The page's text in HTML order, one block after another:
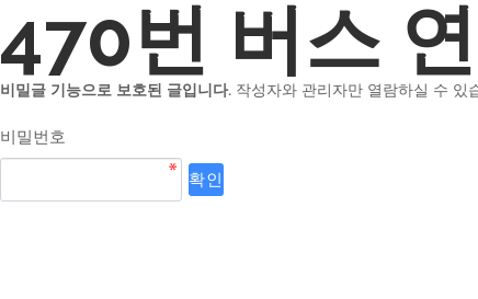
470번 버스
비밀글 기능으로 보호된 글입니다. 작성자와 관리자만 열람하실 수 있
비밀번호